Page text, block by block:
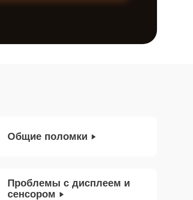
Общие поломки
Проблемы с дисплеем и
сенсором